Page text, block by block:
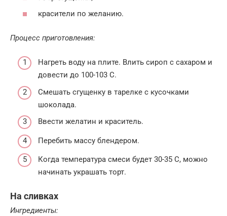
красители по желанию.
Процесс приготовления:
Нагреть воду на плите. Влить сироп с сахаром и
довести до 100-103 С.
Смешать сгущенку в тарелке с кусочками
шоколада.
Ввести желатин и краситель.
Перебить массу блендером.
Когда температура смеси будет 30-35 С, можно
начинать украшать торт.
На сливках
Ингредиенты: